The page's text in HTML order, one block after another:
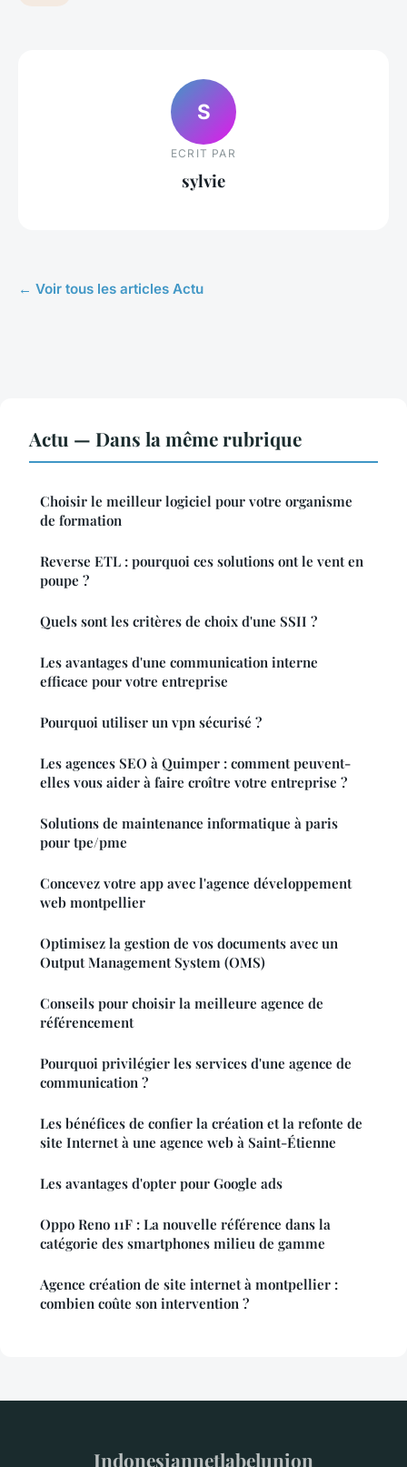
S
ECRIT PAR
sylvie
← Voir tous les articles Actu
Actu — Dans la même rubrique
Choisir le meilleur logiciel pour votre organisme
de formation
Reverse ETL : pourquoi ces solutions ont le vent en
poupe ?
Quels sont les critères de choix d'une SSII ?
Les avantages d'une communication interne
efficace pour votre entreprise
Pourquoi utiliser un vpn sécurisé ?
Les agences SEO à Quimper : comment peuvent-
elles vous aider à faire croître votre entreprise ?
Solutions de maintenance informatique à paris
pour tpe/pme
Concevez votre app avec l'agence développement
web montpellier
Optimisez la gestion de vos documents avec un
Output Management System (OMS)
Conseils pour choisir la meilleure agence de
référencement
Pourquoi privilégier les services d'une agence de
communication ?
Les bénéfices de confier la création et la refonte de
site Internet à une agence web à Saint-Étienne
Les avantages d'opter pour Google ads
Oppo Reno 11F : La nouvelle référence dans la
catégorie des smartphones milieu de gamme
Agence création de site internet à montpellier :
combien coûte son intervention ?
Indonesiannetlabelunion